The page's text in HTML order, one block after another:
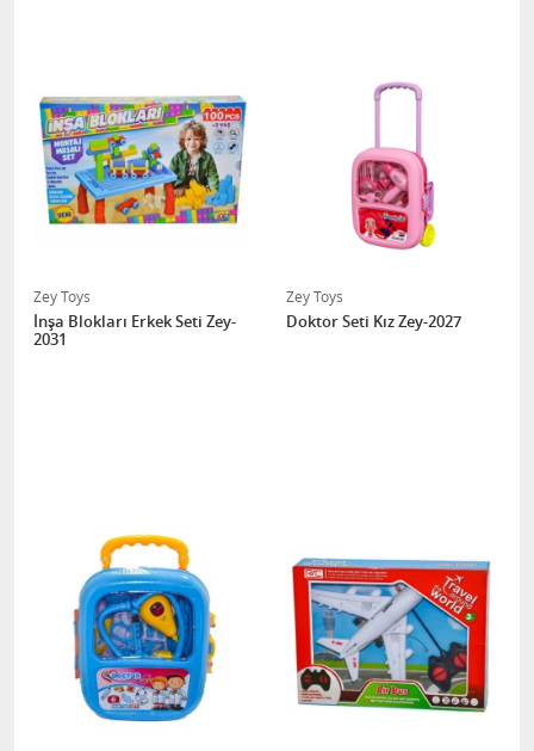
Zey Toys
İnşa Blokları Erkek Seti Zey-
2031
Zey Toys
Doktor Seti Kız Zey-2027